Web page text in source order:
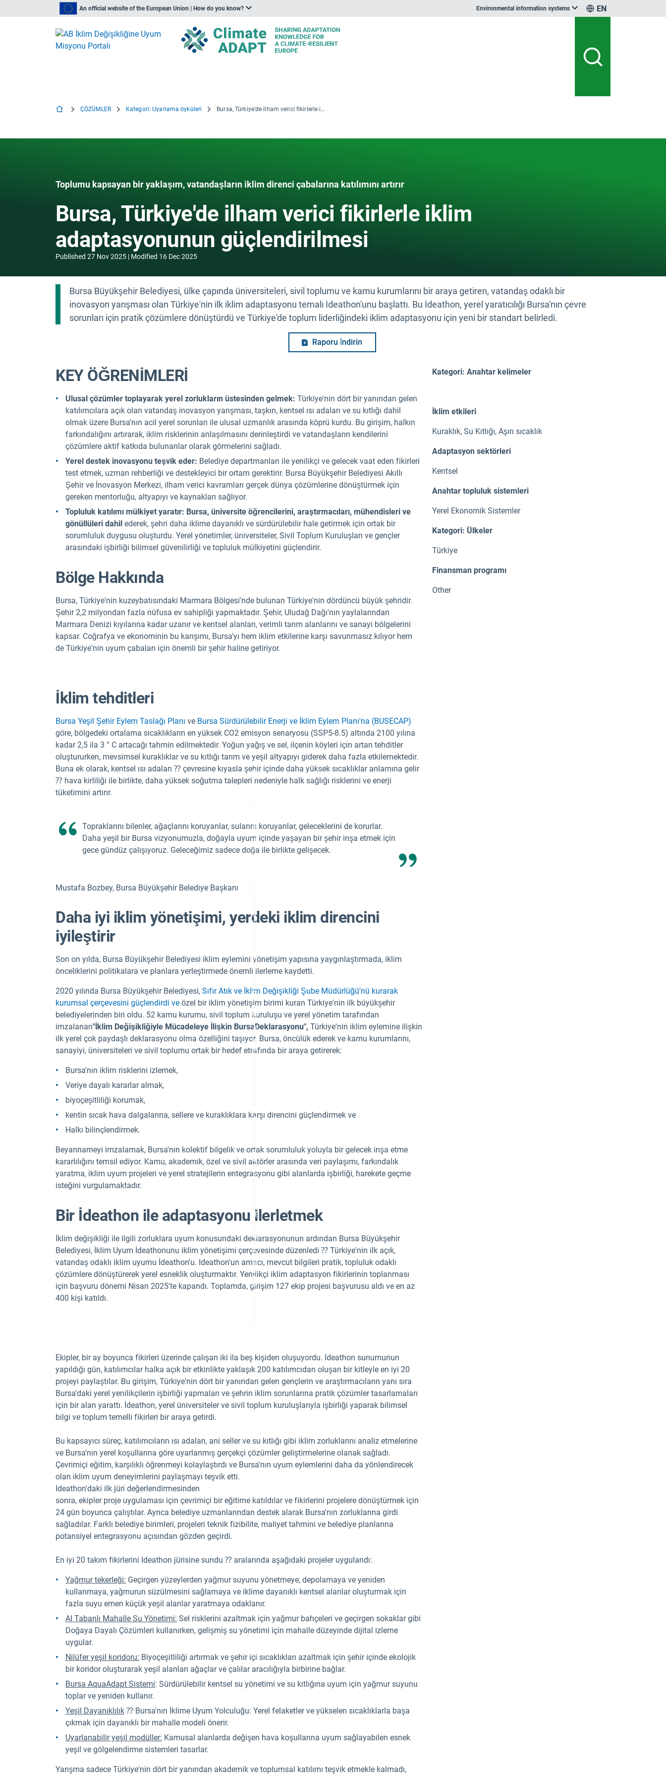
An official website of the European Union | How do you know? Environmental information systems EN
ÇÖZÜMLER Kategori: Uyarlama öyküleri Bursa, Türkiye'de ilham verici fikirlerle iklim adaptasyonunun güçlendirilmesi
Toplumu kapsayan bir yaklaşım, vatandaşların iklim direnci çabalarına katılımını artırır
Bursa, Türkiye'de ilham verici fikirlerle iklim
adaptasyonunun güçlendirilmesi
Published 27 Nov 2025 Modified 16 Dec 2025
Bursa Büyükşehir Belediyesi, ülke çapında üniversiteleri, sivil toplumu ve kamu kurumlarını bir araya getiren, vatandaş odaklı bir
inovasyon yarışması olan Türkiye'nin ilk iklim adaptasyonu temalı İdeathon'unu başlattı. Bu İdeathon, yerel yaratıcılığı Bursa'nın çevre
sorunları için pratik çözümlere dönüştürdü ve Türkiye'de toplum liderliğindeki iklim adaptasyonu için yeni bir standart belirledi.
Raporu İndirin
KEY ÖĞRENİMLERİ
Ulusal çözümler toplayarak yerel zorlukların üstesinden gelmek: Türkiye'nin dört bir yanından gelen
katılımcılara açık olan vatandaş inovasyon yarışması, taşkın, kentsel ısı adaları ve su kıtlığı dahil
olmak üzere Bursa'nın acil yerel sorunları ile ulusal uzmanlık arasında köprü kurdu. Bu girişim, halkın
farkındalığını artırarak, iklim risklerinin anlaşılmasını derinleştirdi ve vatandaşların kendilerini
çözümlere aktif katkıda bulunanlar olarak görmelerini sağladı.
Yerel destek inovasyonu teşvik eder: Belediye departmanları ile yenilikçi ve gelecek vaat eden fikirleri
test etmek, uzman rehberliği ve destekleyici bir ortam gerektirir. Bursa Büyükşehir Belediyesi Akıllı
Şehir ve İnovasyon Merkezi, ilham verici kavramları gerçek dünya çözümlerine dönüştürmek için
gereken mentorluğu, altyapıyı ve kaynakları sağlıyor.
Topluluk katılımı mülkiyet yaratır: Bursa, üniversite öğrencilerini, araştırmacıları, mühendisleri ve
gönüllüleri dahil ederek, şehri daha iklime dayanıklı ve sürdürülebilir hale getirmek için ortak bir
sorumluluk duygusu oluşturdu. Yerel yönetimler, üniversiteler, Sivil Toplum Kuruluşları ve gençler
arasındaki işbirliği bilimsel güvenilirliği ve topluluk mülkiyetini güçlendirir.
Bölge Hakkında
Bursa, Türkiye'nin kuzeybatısındaki Marmara Bölgesi'nde bulunan Türkiye'nin dördüncü büyük şehridir.
Şehir 2,2 milyondan fazla nüfusa ev sahipliği yapmaktadır. Şehir, Uludağ Dağı'nın yaylalarından
Marmara Denizi kıyılarına kadar uzanır ve kentsel alanları, verimli tarım alanlarını ve sanayi bölgelerini
kapsar. Coğrafya ve ekonominin bu karışımı, Bursa'yı hem iklim etkilerine karşı savunmasız kılıyor hem
de Türkiye'nin uyum çabaları için önemli bir şehir haline getiriyor.
İklim tehditleri
Bursa Yeşil Şehir Eylem Taslağı Planı ve Bursa Sürdürülebilir Enerji ve İklim Eylem Planı'na (BUSECAP)
göre, bölgedeki ortalama sıcaklıkların en yüksek CO2 emisyon senaryosu (SSP5-8.5) altında 2100 yılına
kadar 2,5 ila 3 ° C artacağı tahmin edilmektedir. Yoğun yağış ve sel, ilçenin köyleri için artan tehditler
oluştururken, mevsimsel kuraklıklar ve su kıtlığı tarım ve yeşil altyapıyı giderek daha fazla etkilemektedir.
Buna ek olarak, kentsel ısı adaları ⁇ çevresine kıyasla şehir içinde daha yüksek sıcaklıklar anlamına gelir
⁇ hava kirliliği ile birlikte, daha yüksek soğutma talepleri nedeniyle halk sağlığı risklerini ve enerji
tüketimini artırır.
Topraklarını bilenler, ağaçlarını koruyanlar, sularını koruyanlar, geleceklerini de korurlar.
Daha yeşil bir Bursa vizyonumuzla, doğayla uyum içinde yaşayan bir şehir inşa etmek için
gece gündüz çalışıyoruz. Geleceğimiz sadece doğa ile birlikte gelişecek.
Mustafa Bozbey, Bursa Büyükşehir Belediye Başkanı
Daha iyi iklim yönetişimi, yerdeki iklim direncini
iyileştirir
Son on yılda, Bursa Büyükşehir Belediyesi iklim eylemini yönetişim yapısına yaygınlaştırmada, iklim
önceliklerini politikalara ve planlara yerleştirmede önemli ilerleme kaydetti.
2020 yılında Bursa Büyükşehir Belediyesi, Sıfır Atık ve İklim Değişikliği Şube Müdürlüğü'nü kurarak
kurumsal çerçevesini güçlendirdi ve özel bir iklim yönetişim birimi kuran Türkiye'nin ilk büyükşehir
belediyelerinden biri oldu. 52 kamu kurumu, sivil toplum kuruluşu ve yerel yönetim tarafından
imzalanan"İklim Değişikliğiyle Mücadeleye İlişkin BursaDeklarasyonu", Türkiye'nin iklim eylemine ilişkin
ilk yerel çok paydaşlı deklarasyonu olma özelliğini taşıyor. Bursa, öncülük ederek ve kamu kurumlarını,
sanayiyi, üniversiteleri ve sivil toplumu ortak bir hedef etrafında bir araya getirerek:
Bursa'nın iklim risklerini izlemek,
Veriye dayalı kararlar almak,
biyoçeşitliliği korumak,
kentin sıcak hava dalgalarına, sellere ve kuraklıklara karşı direncini güçlendirmek ve
Halkı bilinçlendirmek.
Beyannameyi imzalamak, Bursa'nın kolektif bilgelik ve ortak sorumluluk yoluyla bir gelecek inşa etme
kararlılığını temsil ediyor. Kamu, akademik, özel ve sivil aktörler arasında veri paylaşımı, farkındalık
yaratma, iklim uyum projeleri ve yerel stratejilerin entegrasyonu gibi alanlarda işbirliği, harekete geçme
isteğini vurgulamaktadır.
Bir İdeathon ile adaptasyonu ilerletmek
İklim değişikliği ile ilgili zorluklara uyum konusundaki deklarasyonunun ardından Bursa Büyükşehir
Belediyesi, İklim Uyum İdeathonunu iklim yönetişimi çerçevesinde düzenledi ⁇ Türkiye'nin ilk açık,
vatandaş odaklı iklim uyumu İdeathon'u. Ideathon'un amacı, mevcut bilgileri pratik, topluluk odaklı
çözümlere dönüştürerek yerel esneklik oluşturmaktır. Yenilikçi iklim adaptasyon fikirlerinin toplanması
için başvuru dönemi Nisan 2025'te kapandı. Toplamda, girişim 127 ekip projesi başvurusu aldı ve en az
400 kişi katıldı.
Fi
g
ur
e
p
nt
s
pr
ei
r
id
ur
g
e
Cl
i
m
at
A
a
pt
I
e
C
re
t:
M
et
ro
ol
it
a
M
u
ni
ci
p
e
2:
in
tr
o
ct
io
n
te
s
th
e
2
e
a
g
e
C
ur
s
a
et
ro
p
it
a
n
M
u
Ekipler, bir ay boyunca fikirleri üzerinde çalışan iki ila beş kişiden oluşuyordu. Ideathon sunumunun
yapıldığı gün, katılımcılar halka açık bir etkinlikte yaklaşık 200 katılımcıdan oluşan bir kitleyle en iyi 20
projeyi paylaştılar. Bu girişim, Türkiye'nin dört bir yanından gelen gençlerin ve araştırmacıların yanı sıra
Bursa'daki yerel yenilikçilerin işbirliği yapmaları ve şehrin iklim sorunlarına pratik çözümler tasarlamaları
için bir alan yarattı. İdeathon, yerel üniversiteler ve sivil toplum kuruluşlarıyla işbirliği yaparak bilimsel
bilgi ve toplum temelli fikirleri bir araya getirdi.
Bu kapsayıcı süreç, katılımcıların ısı adaları, ani seller ve su kıtlığı gibi iklim zorluklarını analiz etmelerine
ve Bursa'nın yerel koşullarına göre uyarlanmış gerçekçi çözümler geliştirmelerine olanak sağladı.
Çevrimiçi eğitim, karşılıklı öğrenmeyi kolaylaştırdı ve Bursa'nın uyum eylemlerini daha da yönlendirecek
olan iklim uyum deneyimlerini paylaşmayı teşvik etti.
Ideathon'daki ilk jüri değerlendirmesinden
sonra, ekipler proje uygulaması için çevrimiçi bir eğitime katıldılar ve fikirlerini projelere dönüştürmek için
24 gün boyunca çalıştılar. Ayrıca belediye uzmanlarından destek alarak Bursa'nın zorluklarına girdi
sağladılar. Farklı belediye birimleri, projeleri teknik fizibilite, maliyet tahmini ve belediye planlarına
potansiyel entegrasyonu açısından gözden geçirdi.
En iyi 20 takım fikirlerini Ideathon jürisine sundu ⁇ aralarında aşağıdaki projeler uygulandı:
Yağmur tekerleği: Geçirgen yüzeylerden yağmur suyunu yönetmeye, depolamaya ve yeniden
kullanmaya, yağmurun süzülmesini sağlamaya ve iklime dayanıklı kentsel alanlar oluşturmak için
fazla suyu emen küçük yeşil alanlar yaratmaya odaklanır.
AI Tabanlı Mahalle Su Yönetimi: Sel risklerini azaltmak için yağmur bahçeleri ve geçirgen sokaklar gibi
Doğaya Dayalı Çözümleri kullanırken, gelişmiş su yönetimi için mahalle düzeyinde dijital izleme
uygular.
Nilüfer yeşil koridoru: Biyoçeşitliliği artırmak ve şehir içi sıcaklıkları azaltmak için şehir içinde ekolojik
bir koridor oluşturarak yeşil alanları ağaçlar ve çalılar aracılığıyla birbirine bağlar.
Bursa AquaAdapt Sistemi: Sürdürülebilir kentsel su yönetimi ve su kıtlığına uyum için yağmur suyunu
toplar ve yeniden kullanır.
Yeşil Dayanıklılık ⁇ Bursa'nın İklime Uyum Yolculuğu: Yerel felaketler ve yükselen sıcaklıklarla başa
çıkmak için dayanıklı bir mahalle modeli önerir.
Uyarlanabilir yeşil modüller: Kamusal alanlarda değişen hava koşullarına uyum sağlayabilen esnek
yeşil ve gölgelendirme sistemleri tasarlar.
Yarışma sadece Türkiye'nin dört bir yanından akademik ve toplumsal katılımı teşvik etmekle kalmadı,
Kategori: Anahtar kelimeler
İklim etkileri
Kuraklık, Su Kıtlığı, Aşırı sıcaklık
Adaptasyon sektörleri
Kentsel
Anahtar topluluk sistemleri
Yerel Ekonomik Sistemler
Kategori: Ülkeler
Türkiye
Finansman programı
Other